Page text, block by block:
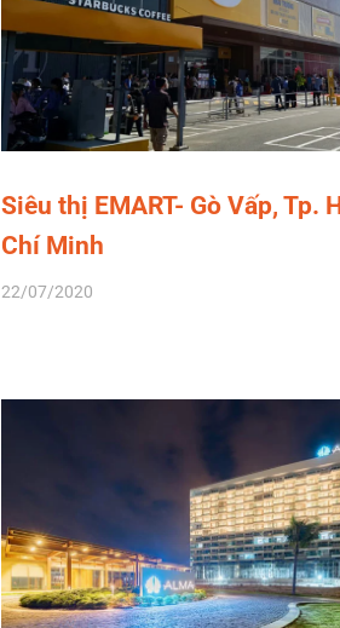
Siêu thị EMART- Gò Vấp, Tp.
Chí Minh
22/07/2020